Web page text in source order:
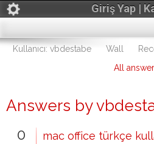
Giriş Yap |
Kullanıcı: vbdestabe Wall
All
Answers by
0 mac office türkçe